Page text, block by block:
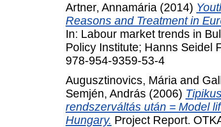
Artner, Annamária (2014)
Reasons and Treatment in
In: Labour market trends in
Policy Institute; Hanns Seidel
978-954-9359-53-4
Augusztinovics, Mária and
Semjén, András (2006)
rendszerváltás után = Model
Hungary. Project Report.